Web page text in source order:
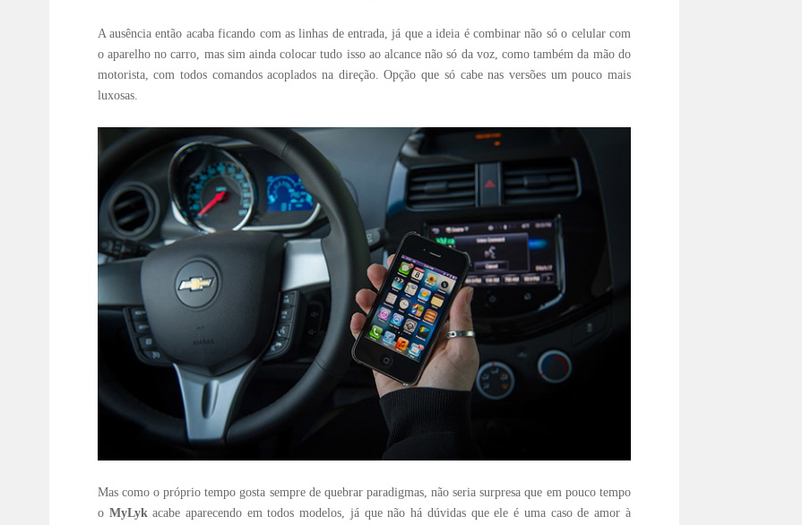
A ausência então acaba ficando com as linhas de entrada, já que a ideia é combinar não só o celular com
o aparelho no carro, mas sim ainda colocar tudo isso ao alcance não só da voz, como também da mão do
motorista, com todos comandos acoplados na direção. Opção que só cabe nas versões um pouco mais
luxosas.
Mas como o próprio tempo gosta sempre de quebrar paradigmas, não seria surpresa que em pouco tempo
o MyLyk acabe aparecendo em todos modelos, já que não há dúvidas que ele é uma caso de amor à